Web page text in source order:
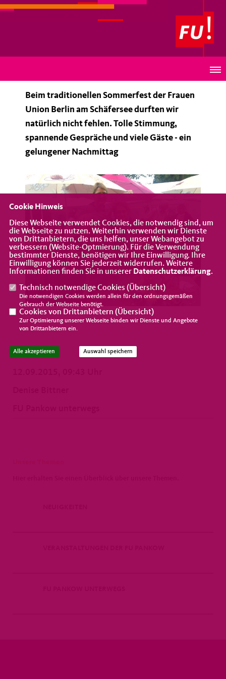
Beim traditionellen Sommerfest der Frauen
Union Berlin am Schäfersee durften wir
natürlich nicht fehlen. Tolle Stimmung,
spannende Gespräche und viele Gäste - ein
gelungener Nachmittag
Cookie Hinweis
Diese Webseite verwendet Cookies, die notwendig sind, um
die Webseite zu nutzen. Weiterhin verwenden wir Dienste
von Drittanbietern, die uns helfen, unser Webangebot zu
verbessern (Website-Optmierung). Für die Verwendung
bestimmter Dienste, benötigen wir Ihre Einwilligung. Ihre
Einwilligung können Sie jederzeit widerrufen. Weitere
Informationen finden Sie in unserer Datenschutzerklärung.
Technisch notwendige Cookies (Übersicht)
Die notwendigen Cookies werden allein für den ordnungsgemäßen
Gebrauch der Webseite benötigt.
Cookies von Drittanbietern (Übersicht)
Zur Optimierung unserer Webseite binden wir Dienste und Angebote
von Drittanbietern ein.
Alle akzeptieren Auswahl speichern